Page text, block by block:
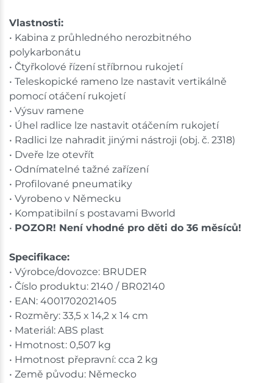
Vlastnosti:
• Kabina z průhledného nerozbitného
polykarbonátu
• Čtyřkolové řízení stříbrnou rukojetí
• Teleskopické rameno lze nastavit vertikálně
pomocí otáčení rukojetí
• Výsuv ramene
• Úhel radlice lze nastavit otáčením rukojetí
• Radlici lze nahradit jinými nástroji (obj. č. 2318)
• Dveře lze otevřít
• Odnímatelné tažné zařízení
• Profilované pneumatiky
• Vyrobeno v Německu
• Kompatibilní s postavami Bworld
• POZOR! Není vhodné pro děti do 36 měsíců!
Specifikace:
• Výrobce/dovozce: BRUDER
• Číslo produktu: 2140 / BR02140
• EAN: 4001702021405
• Rozměry: 33,5 x 14,2 x 14 cm
• Materiál: ABS plast
• Hmotnost: 0,507 kg
• Hmotnost přepravní: cca 2 kg
• Země původu: Německo